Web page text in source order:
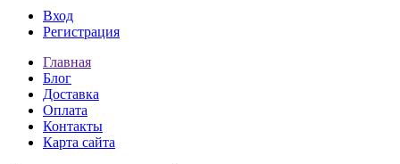
Вход
Регистрация
Главная
Блог
Доставка
Оплата
Контакты
Карта сайта